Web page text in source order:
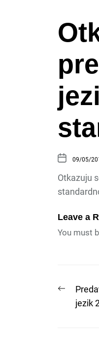
09/05/
Otkazuju
Leave a
You must
Post
Previous
post:jezik